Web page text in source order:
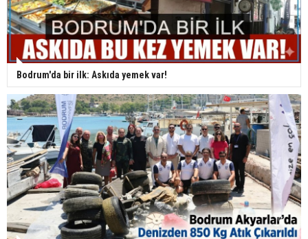
Bodrum'da bir ilk: Askıda yemek var!